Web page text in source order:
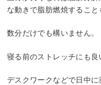
な動きで脂肪燃焼すること
数分だけでも構いません。
寝る前のストレッチにも良
デスクワークなどで日中